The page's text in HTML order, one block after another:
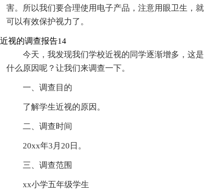
害。所以我们要合理使用电子产品，注意用眼卫生，就
可以有效保护视力了。
近视的调查报告14
今天，我发现我们学校近视的同学逐渐增多，这是
什么原因呢？让我们来调查一下。
一、调查目的
了解学生近视的原因。
二、调查时间
20xx年3月20日。
三、调查范围
xx小学五年级学生